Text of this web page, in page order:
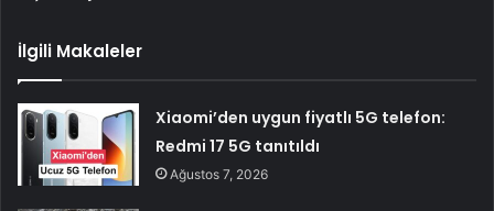
İlgili Makaleler
Xiaomi’den uygun fiyatlı 5G telefon:
Redmi 17 5G tanıtıldı
Ağustos 7, 2026